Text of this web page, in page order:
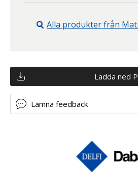
Alla produkter från
Ladda ned
Lämna feedback